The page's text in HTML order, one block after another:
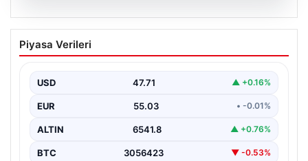
Bolu’da Vahşet: Yavru Kediye İşlenen
İğrenç Olay Kameralara Yansıdı
günlerde meydana gelen korkutucu olay, bölgedeki
sakinleri derinden sarstı. Elektrikli…
Piyasa Verileri
USD 47.71 ▲ +0.16%
EUR 55.03 • -0.01%
ALTIN 6541.8 ▲ +0.76%
BTC 3056423 ▼ -0.53%